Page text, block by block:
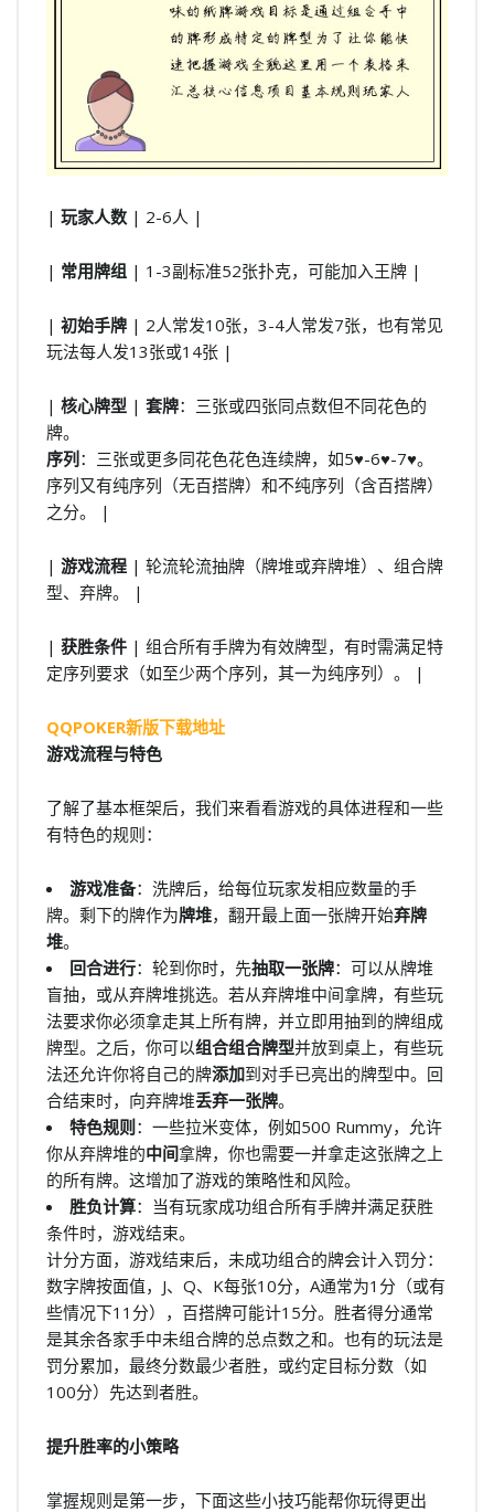
| 玩家人数 | 2-6人 |
| 常用牌组 | 1-3副标准52张扑克，可能加入王牌 |
| 初始手牌 | 2人常发10张，3-4人常发7张，也有常见
玩法每人发13张或14张 |
| 核心牌型 | 套牌：三张或四张同点数但不同花色的
牌。
序列：三张或更多同花色花色连续牌，如5♥-6♥-7♥。
序列又有纯序列（无百搭牌）和不纯序列（含百搭牌）
之分。 |
| 游戏流程 | 轮流轮流抽牌（牌堆或弃牌堆）、组合牌
型、弃牌。 |
| 获胜条件 | 组合所有手牌为有效牌型，有时需满足特
定序列要求（如至少两个序列，其一为纯序列）。 |
QQPOKER新版下载地址
游戏流程与特色
了解了基本框架后，我们来看看游戏的具体进程和一些
有特色的规则：
游戏准备：洗牌后，给每位玩家发相应数量的手
牌。剩下的牌作为牌堆，翻开最上面一张牌开始弃牌
堆。
回合进行：轮到你时，先抽取一张牌：可以从牌堆
盲抽，或从弃牌堆挑选。若从弃牌堆中间拿牌，有些玩
法要求你必须拿走其上所有牌，并立即用抽到的牌组成
牌型。之后，你可以组合组合牌型并放到桌上，有些玩
法还允许你将自己的牌添加到对手已亮出的牌型中。回
合结束时，向弃牌堆丢弃一张牌。
特色规则：一些拉米变体，例如500 Rummy，允许
你从弃牌堆的中间拿牌，你也需要一并拿走这张牌之上
的所有牌。这增加了游戏的策略性和风险。
胜负计算：当有玩家成功组合所有手牌并满足获胜
条件时，游戏结束。
计分方面，游戏结束后，未成功组合的牌会计入罚分：
数字牌按面值，J、Q、K每张10分，A通常为1分（或有
些情况下11分），百搭牌可能计15分。胜者得分通常
是其余各家手中未组合牌的总点数之和。也有的玩法是
罚分累加，最终分数最少者胜，或约定目标分数（如
100分）先达到者胜。
提升胜率的小策略
掌握规则是第一步，下面这些小技巧能帮你玩得更出